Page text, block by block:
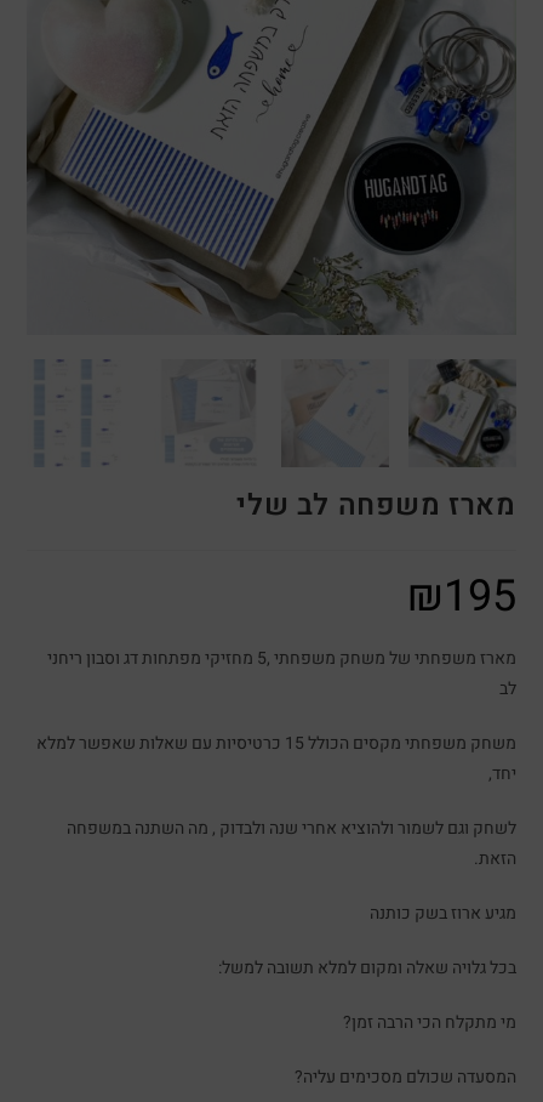
מארז משפחה לב שלי
₪195
מארז משפחתי של משחק משפחתי ,5 מחזיקי מפתחות דג וסבון ריחני
לב
משחק משפחתי מקסים הכולל 15 כרטיסיות עם שאלות שאפשר למלא
יחד,
לשחק וגם לשמור ולהוציא אחרי שנה ולבדוק , מה השתנה במשפחה
הזאת.
מגיע ארוז בשק כותנה
בכל גלויה שאלה ומקום למלא תשובה למשל:
מי מתקלח הכי הרבה זמן?
המסעדה שכולם מסכימים עליה?